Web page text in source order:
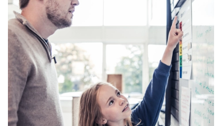
Contact
Airmaster Belgique
Santvoortbeeklaan 23B
2100 Deurne , Belgique
Téléphone: +32 (0)3 300 17 20